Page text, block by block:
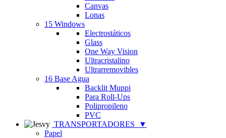
Canvas
Lonas
15 Windows
Electrostáticos
Glass
One Way Vision
Ultracristalino
Ultrarremovibles
16 Base Agua
Backlit Muppi
Para Roll-Ups
Polipropileno
PVC
TRANSPORTADORES
▼
Papel